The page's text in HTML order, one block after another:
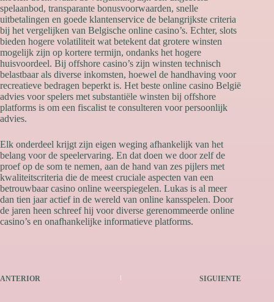
spelaanbod, transparante bonusvoorwaarden, snelle
uitbetalingen en goede klantenservice de belangrijkste criteria
bij het vergelijken van Belgische online casino’s. Echter, slots
bieden hogere volatiliteit wat betekent dat grotere winsten
mogelijk zijn op kortere termijn, ondanks het hogere
huisvoordeel. Bij offshore casino’s zijn winsten technisch
belastbaar als diverse inkomsten, hoewel de handhaving voor
recreatieve bedragen beperkt is. Het beste online casino België
advies voor spelers met substantiële winsten bij offshore
platforms is om een fiscalist te consulteren voor persoonlijk
advies.
Elk onderdeel krijgt zijn eigen weging afhankelijk van het
belang voor de speelervaring. En dat doen we door zelf de
proef op de som te nemen, aan de hand van zes pijlers met
kwaliteitscriteria die de meest cruciale aspecten van een
betrouwbaar casino online weerspiegelen. Lukas is al meer
dan tien jaar actief in de wereld van online kansspelen. Door
de jaren heen schreef hij voor diverse gerenommeerde online
casino’s en onafhankelijke informatieve platforms.
ANTERIOR SIGUIENTE